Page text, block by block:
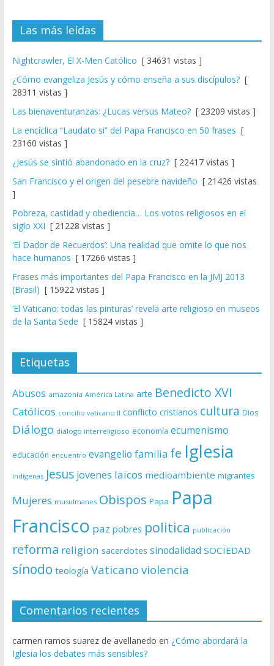
Las más leídas
Nightcrawler, El X-Men Católico [ 34631 vistas ]
¿Cómo evangeliza Jesús y cómo enseña a sus discípulos?[
28311 vistas ]
Las bienaventuranzas: ¿Lucas versus Mateo?[ 23209 vistas ]
La encíclica “Laudato si” del Papa Francisco en 50 frases [
23160 vistas ]
¿Jesús se sintió abandonado en la cruz?[ 22417 vistas ]
San Francisco y el origen del pesebre navideño [ 21426 vistas
]
Pobreza, castidad y obediencia… Los votos religiosos en el
siglo XXI [ 21228 vistas ]
‘El Dador de Recuerdos’: Una realidad que omite lo que nos
hace humanos [ 17266 vistas ]
Frases más importantes del Papa Francisco en la JMJ 2013
(Brasil) [ 15922 vistas ]
‘El Vaticano: todas las pinturas’ revela arte religioso en museos
de la Santa Sede [ 15824 vistas ]
Etiquetas
Abusos amazonía América Latina arte Benedicto XVI
Católicos concilio vaticano II conflicto cristianos cultura Dios
Diálogo diálogo interreligioso economía ecumenismo
educación encuentro evangelio familia fe Iglesia
indígenas Jesus jovenes laicos medioambiente migrantes
Mujeres musulmanes Obispos Papa Papa
Francisco paz pobres politica publicación
reforma religion sacerdotes sinodalidad SOCIEDAD
sínodo teología Vaticano violencia
Comentarios recientes
carmen ramos suarez de avellanedo en ¿Cómo abordará la
Iglesia los debates más sensibles?